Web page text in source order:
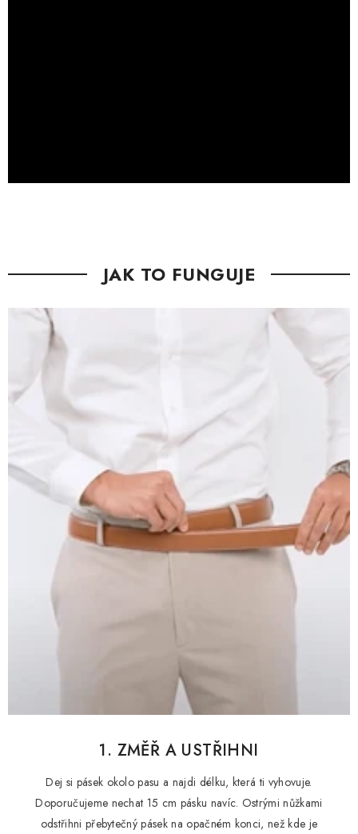
JAK TO FUNGUJE
1. ZMĚŘ A USTŘIHNI
Dej si pásek okolo pasu a najdi délku, která ti vyhovuje.
Doporučujeme nechat 15 cm pásku navíc. Ostrými nůžkami
odstřihni přebytečný pásek na opačném konci, než kde je